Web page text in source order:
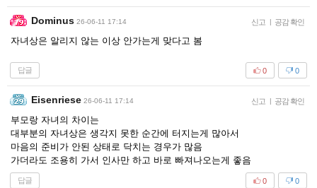
Dominus 26-06-11 17:14 신고 공감 확인
자녀상은 알리지 않는 이상 안가는게 맞다고 봄
답글 0
0
Eisenriese 26-06-11 17:14 신고 공감 확인
부모랑 자녀의 차이는
대부분의 자녀상은 생각지 못한 순간에 터지는게 많아서
마음의 준비가 안된 상태로 닥치는 경우가 많음
가더라도 조용히 가서 인사만 하고 바로 빠져나오는게 좋음
답글 0
0